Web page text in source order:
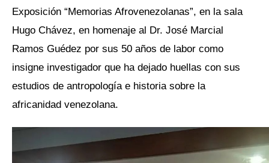
Exposición “Memorias Afrovenezolanas”, en la sala
Hugo Chávez, en homenaje al Dr. José Marcial
Ramos Guédez por sus 50 años de labor como
insigne investigador que ha dejado huellas con sus
estudios de antropología e historia sobre la
africanidad venezolana.